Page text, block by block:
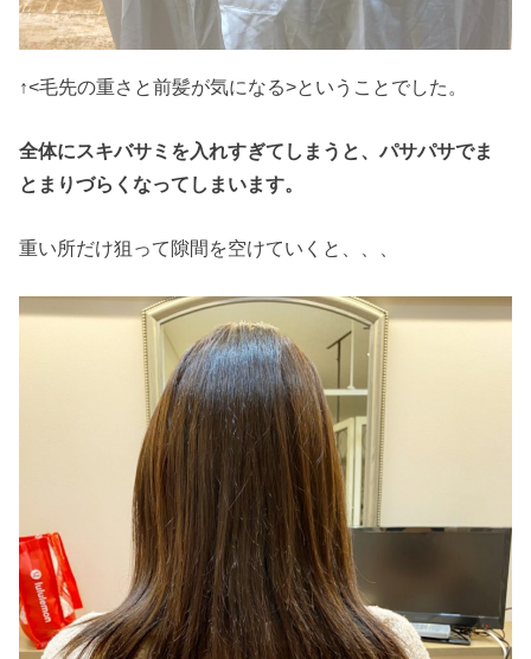
↑<毛先の重さと前髪が気になる>ということでした。
全体にスキバサミを入れすぎてしまうと、パサパサでま
とまりづらくなってしまいます。
重い所だけ狙って隙間を空けていくと、、、